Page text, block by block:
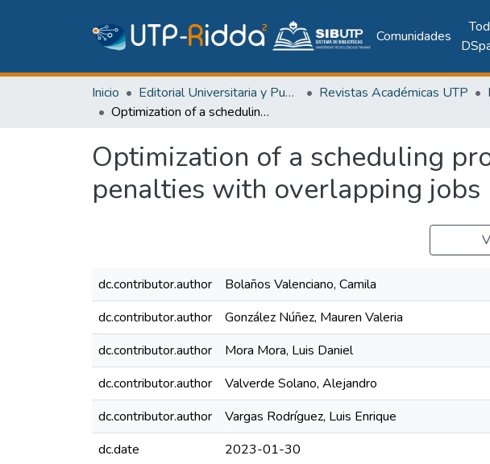
Comunidades
Inicio Editorial Universitaria y Publicaciones Seriadas Revistas Académicas UTP
Optimization of a scheduling problem with early and quadratic tardy penalties with overlapping jobs
Optimization of a scheduling
penalties with overlapping jobs
dc.contributor.author
Bolaños Valenciano, Camila
dc.contributor.author
González Núñez, Mauren Valeria
dc.contributor.author
Mora Mora, Luis Daniel
dc.contributor.author
Valverde Solano, Alejandro
dc.contributor.author
Vargas Rodríguez, Luis Enrique
dc.date
2023-01-30